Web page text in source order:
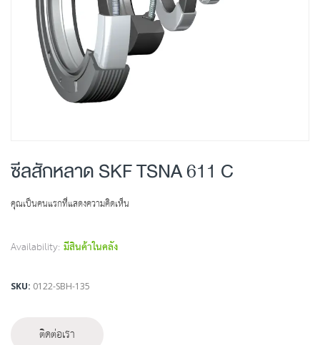
to
the
ซีลสักหลาด SKF TSNA 611 C
คุณเป็นคนแรกที่แสดงความคิดเห็น
Availability: มีสินค้าในคลัง
SKU 0122-SBH-135
ติดต่อเรา